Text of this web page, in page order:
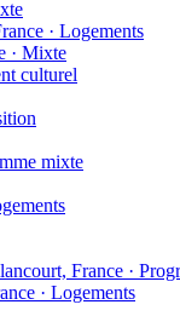
· Logements
· Mixte
culturel
mixte
France ·
· Logements